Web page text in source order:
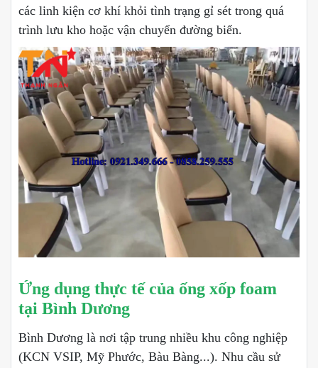
các linh kiện cơ khí khỏi tình trạng gỉ sét trong quá
trình lưu kho hoặc vận chuyển đường biển.
Ứng dụng thực tế của ống xốp foam
tại Bình Dương
Bình Dương là nơi tập trung nhiều khu công nghiệp
(KCN VSIP, Mỹ Phước, Bàu Bàng...). Nhu cầu sử